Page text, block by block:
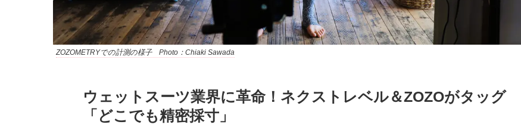
ZOZOMETRYでの計測の様子 Photo：Chiaki Sawada
ウェットスーツ業界に革命！ネクストレベル＆ZOZOがタッグ
「どこでも精密採寸」